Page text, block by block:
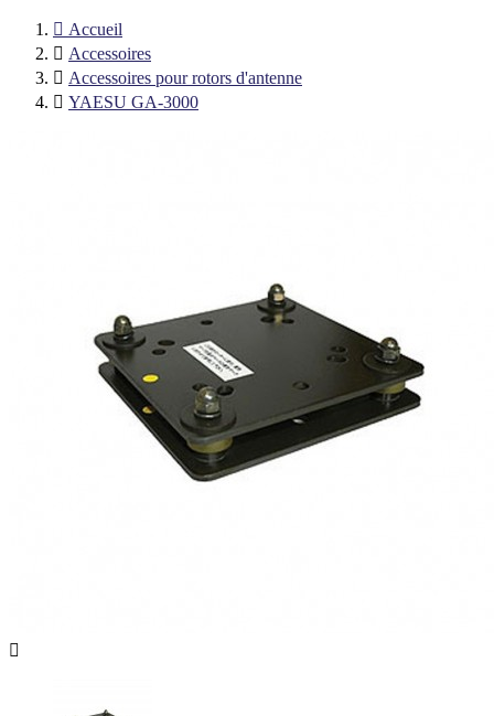
 Accueil
 Accessoires
 Accessoires pour rotors d'antenne
 YAESU GA-3000
